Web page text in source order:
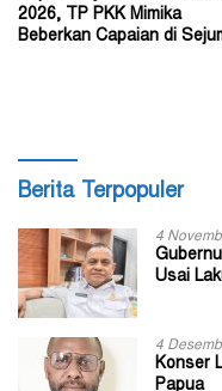
2026, TP PKK Mimika
Beberkan Capaian di
Berita Terpopuler
4
Usai
4
Konser
Papua